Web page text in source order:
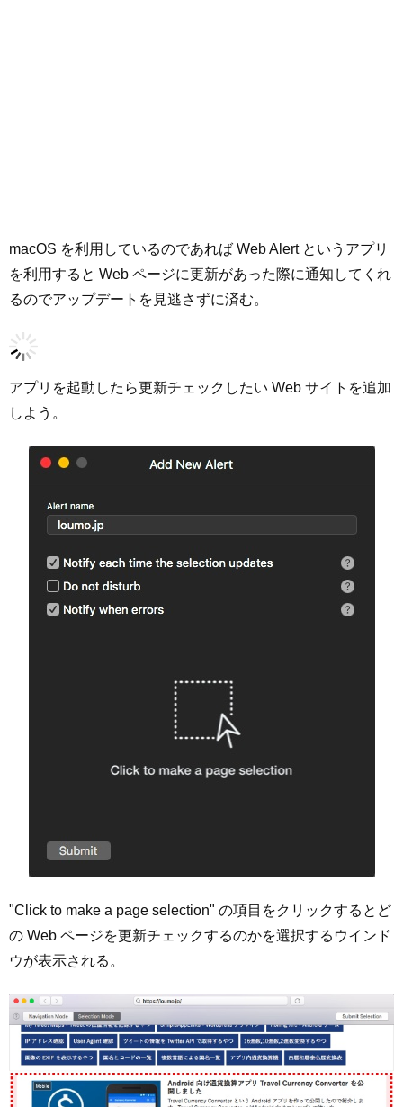
macOS を利用しているのであれば Web Alert というアプリ
を利用すると Web ページに更新があった際に通知してくれ
るのでアップデートを見逃さずに済む。
アプリを起動したら更新チェックしたい Web サイトを追加
しよう。
"Click to make a page selection" の項目をクリックするとど
の Web ページを更新チェックするのかを選択するウインド
ウが表示される。